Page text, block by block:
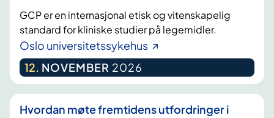
GCP er en internasjonal etisk og vitenskapelig
standard for kliniske studier på legemidler.
Oslo universitetssykehus
12. NOVEMBER 2026
Hvordan møte fremtidens utfordringer i